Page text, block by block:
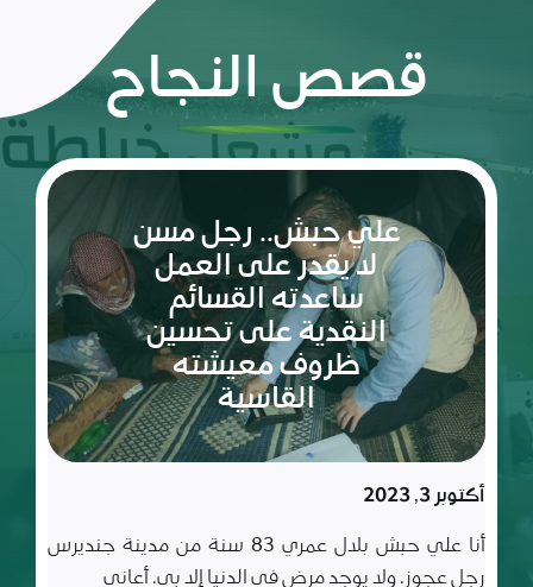
قصص النجاح
ريم:
شعلة
والإصرار
في عالم
مليء
بالتحديات
سبتمبر 10, 2023
ريم طفلة لم تكمل ربيعاها التاسع بعد، شعلة متوقدة
في العلم والأدب والأخلاق، تعيش مع أسرة تتألف من أب
وأم